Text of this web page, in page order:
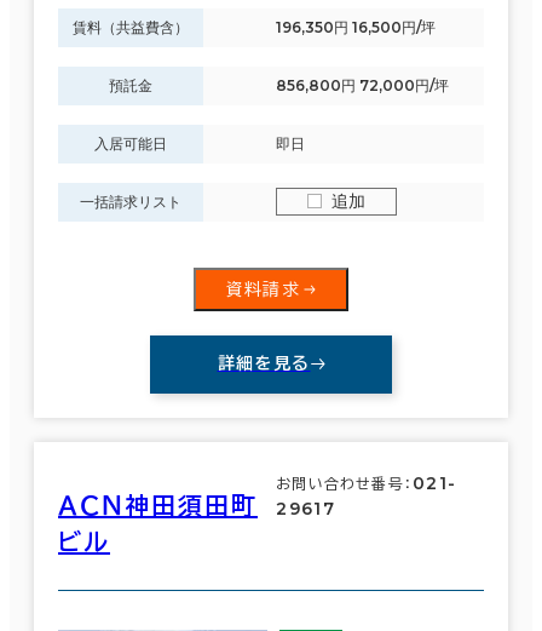
賃料（共益費含） 196,350円 16,500円/坪
預託金 856,800円 72,000円/坪
入居可能日 即日
一括請求リスト 追加
資料請求
詳細を見る
ＡＣＮ神田須田町
ビル
お問い合わせ番号： 021-
29617